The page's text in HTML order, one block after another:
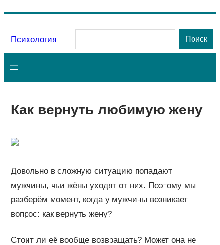
Психология Поиск
Как вернуть любимую жену
Довольно в сложную ситуацию попадают
мужчины, чьи жёны уходят от них. Поэтому мы
разберём момент, когда у мужчины возникает
вопрос: как вернуть жену?
Стоит ли её вообще возвращать? Может она не